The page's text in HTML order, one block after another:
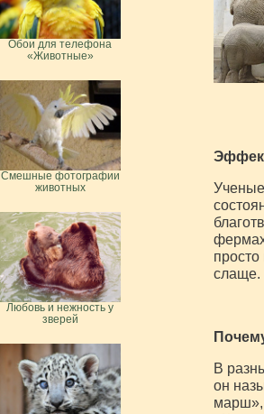
слаще.
В
он
марш»,
Обои для телефона
«Животные»
Смешные фотографии
животных
Любовь и нежность у
зверей